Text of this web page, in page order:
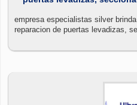
empresa especialistas silver
reparacion de puertas levadizas,